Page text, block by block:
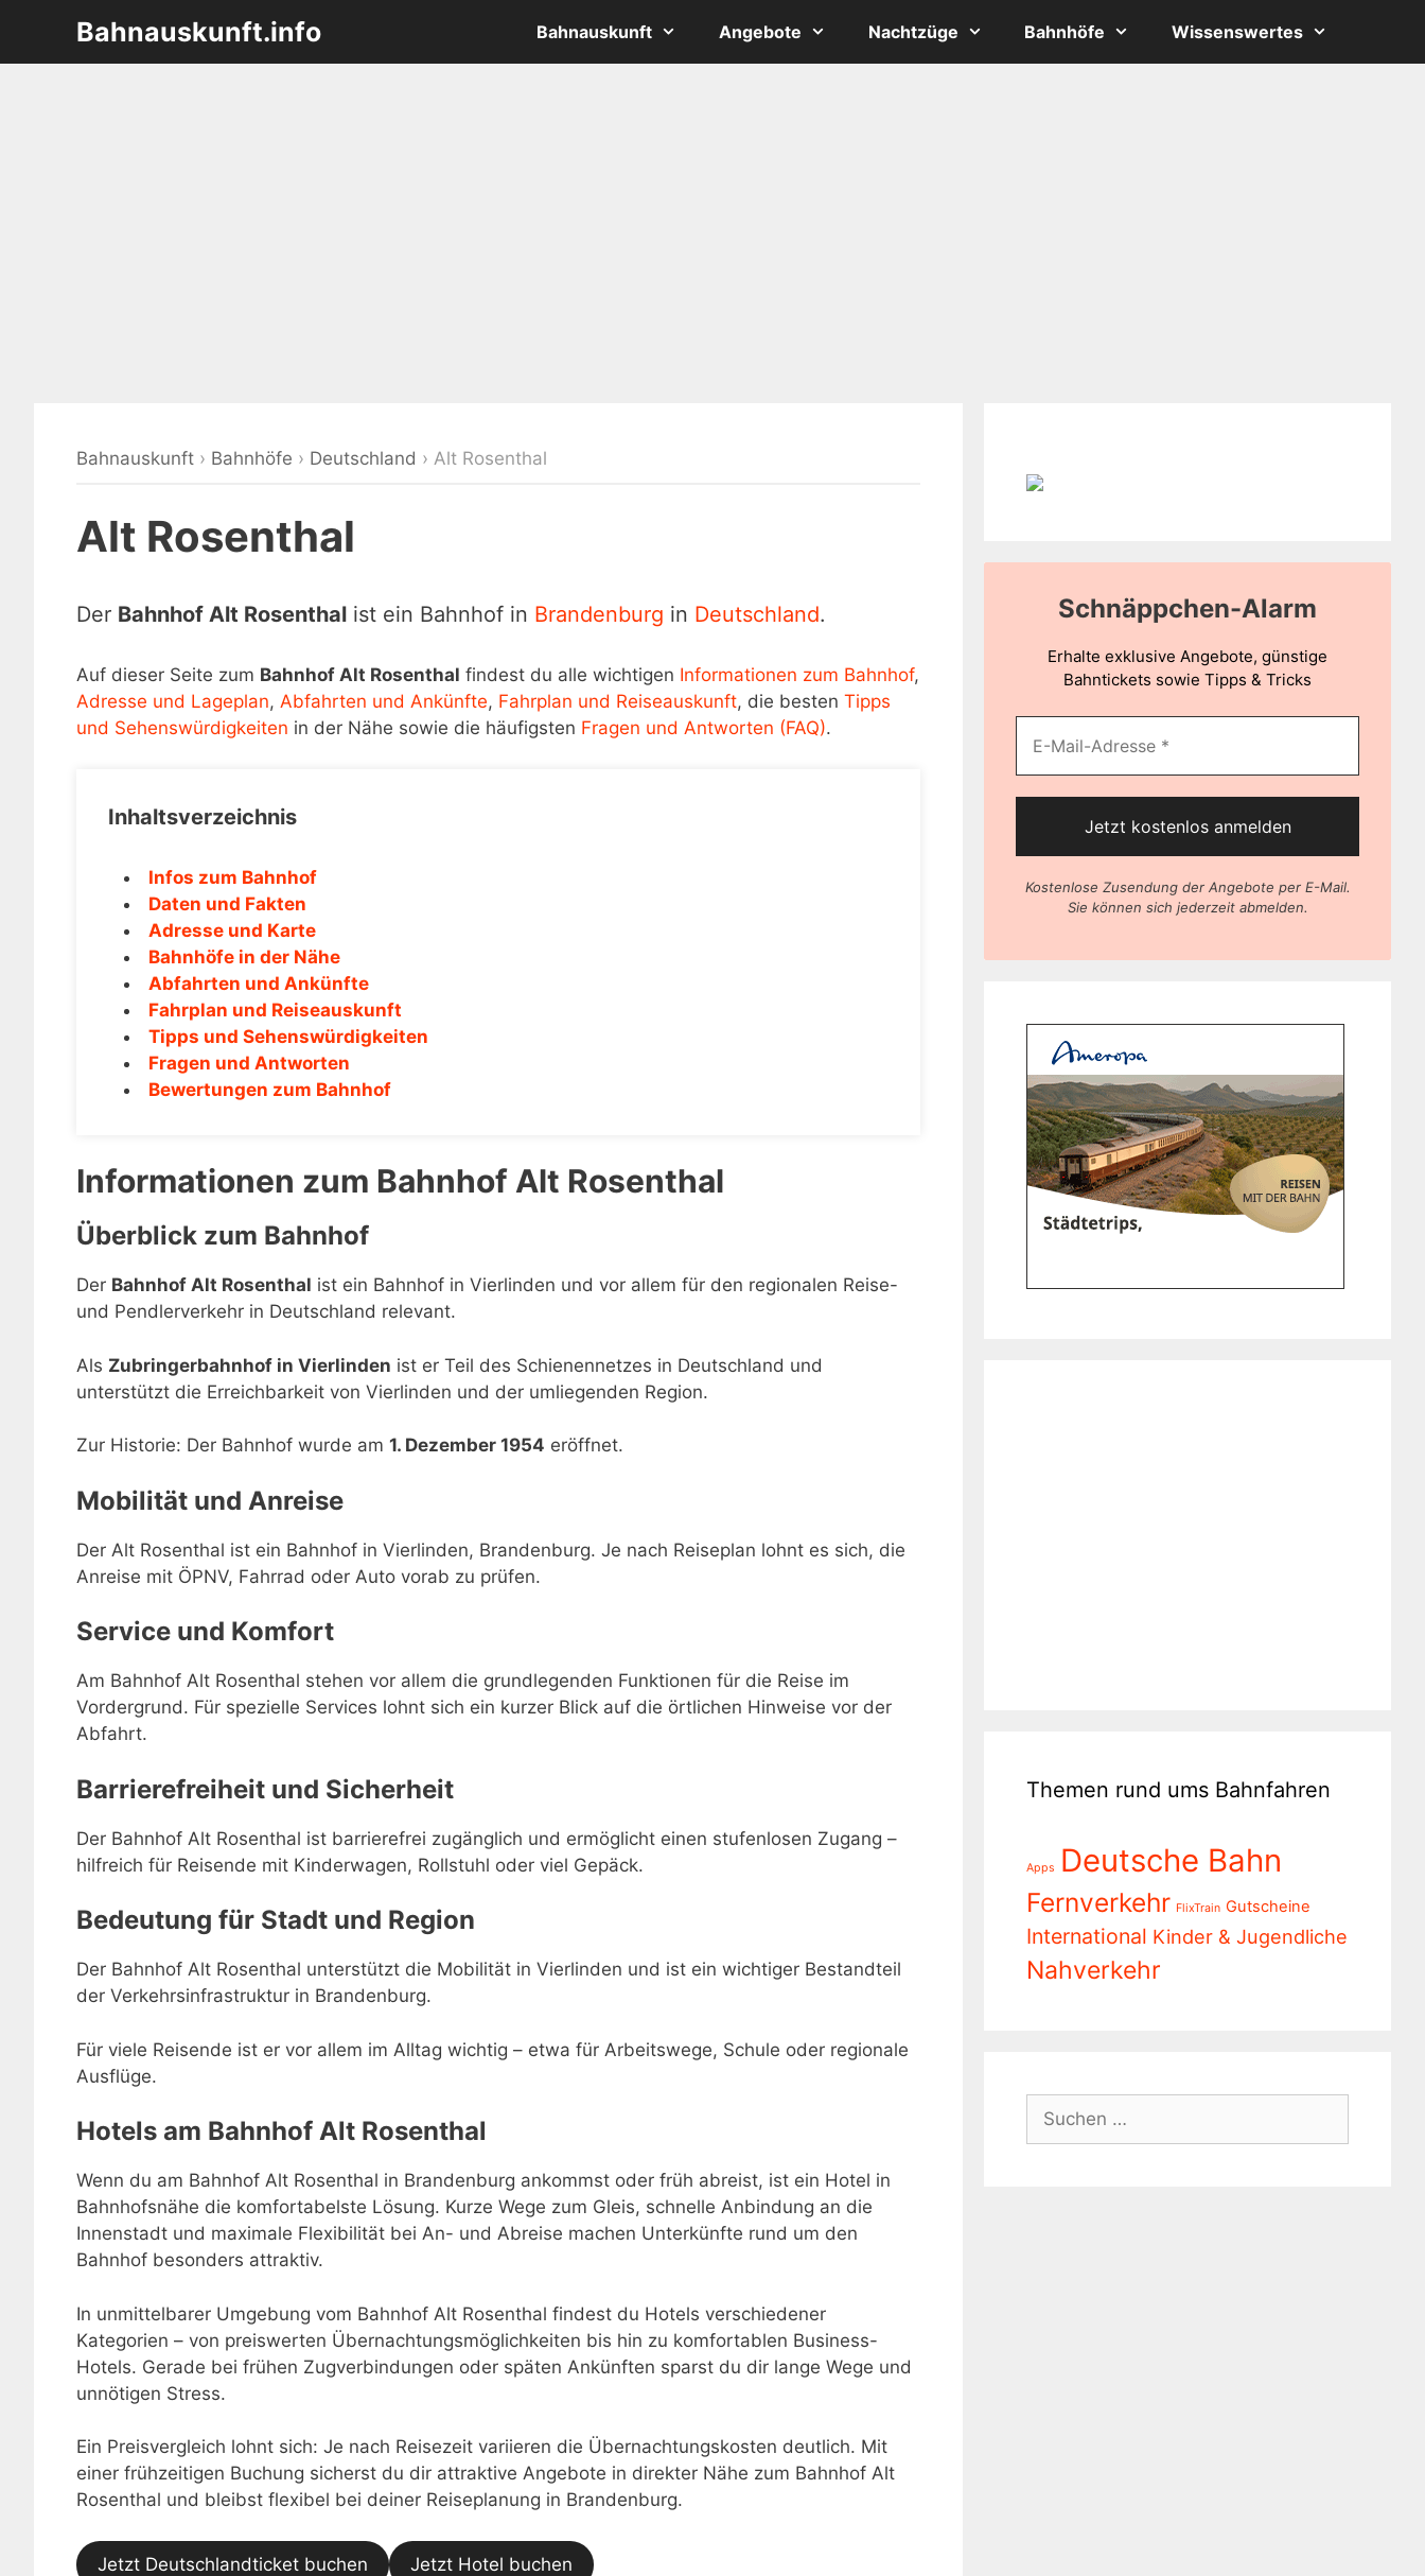
springen
Bahnauskunft.info Bahnauskunft Angebote Nachtzüge Bahnhöfe Wissenswertes
Bahnauskunft › Bahnhöfe › Deutschland › Alt Rosenthal
Alt Rosenthal
Der Bahnhof Alt Rosenthal ist ein Bahnhof in Brandenburg in Deutschland.
Auf dieser Seite zum Bahnhof Alt Rosenthal findest du alle wichtigen Informationen zum Bahnhof,
Adresse und Lageplan, Abfahrten und Ankünfte, Fahrplan und Reiseauskunft, die besten Tipps
und Sehenswürdigkeiten in der Nähe sowie die häufigsten Fragen und Antworten (FAQ).
Inhaltsverzeichnis
Infos zum Bahnhof
Daten und Fakten
Adresse und Karte
Bahnhöfe in der Nähe
Abfahrten und Ankünfte
Fahrplan und Reiseauskunft
Tipps und Sehenswürdigkeiten
Fragen und Antworten
Bewertungen zum Bahnhof
Informationen zum Bahnhof Alt Rosenthal
Überblick zum Bahnhof
Der Bahnhof Alt Rosenthal ist ein Bahnhof in Vierlinden und vor allem für den regionalen Reise-
und Pendlerverkehr in Deutschland relevant.
Als Zubringerbahnhof in Vierlinden ist er Teil des Schienennetzes in Deutschland und
unterstützt die Erreichbarkeit von Vierlinden und der umliegenden Region.
Zur Historie: Der Bahnhof wurde am 1. Dezember 1954 eröffnet.
Mobilität und Anreise
Der Alt Rosenthal ist ein Bahnhof in Vierlinden, Brandenburg. Je nach Reiseplan lohnt es sich, die
Anreise mit ÖPNV, Fahrrad oder Auto vorab zu prüfen.
Service und Komfort
Am Bahnhof Alt Rosenthal stehen vor allem die grundlegenden Funktionen für die Reise im
Vordergrund. Für spezielle Services lohnt sich ein kurzer Blick auf die örtlichen Hinweise vor der
Abfahrt.
Barrierefreiheit und Sicherheit
Der Bahnhof Alt Rosenthal ist barrierefrei zugänglich und ermöglicht einen stufenlosen Zugang –
hilfreich für Reisende mit Kinderwagen, Rollstuhl oder viel Gepäck.
Bedeutung für Stadt und Region
Der Bahnhof Alt Rosenthal unterstützt die Mobilität in Vierlinden und ist ein wichtiger Bestandteil
der Verkehrsinfrastruktur in Brandenburg.
Für viele Reisende ist er vor allem im Alltag wichtig – etwa für Arbeitswege, Schule oder regionale
Ausflüge.
Hotels am Bahnhof Alt Rosenthal
Wenn du am Bahnhof Alt Rosenthal in Brandenburg ankommst oder früh abreist, ist ein Hotel in
Bahnhofsnähe die komfortabelste Lösung. Kurze Wege zum Gleis, schnelle Anbindung an die
Innenstadt und maximale Flexibilität bei An- und Abreise machen Unterkünfte rund um den
Bahnhof besonders attraktiv.
In unmittelbarer Umgebung vom Bahnhof Alt Rosenthal findest du Hotels verschiedener
Kategorien – von preiswerten Übernachtungsmöglichkeiten bis hin zu komfortablen Business-
Hotels. Gerade bei frühen Zugverbindungen oder späten Ankünften sparst du dir lange Wege und
unnötigen Stress.
Ein Preisvergleich lohnt sich: Je nach Reisezeit variieren die Übernachtungskosten deutlich. Mit
einer frühzeitigen Buchung sicherst du dir attraktive Angebote in direkter Nähe zum Bahnhof Alt
Rosenthal und bleibst flexibel bei deiner Reiseplanung in Brandenburg.
Jetzt Deutschlandticket buchen Jetzt Hotel buchen
Schnäppchen-Alarm
Erhalte exklusive Angebote, günstige
Bahntickets sowie Tipps & Tricks
Kostenlose Zusendung der Angebote per E-Mail.
Sie können sich jederzeit abmelden.
Themen rund ums Bahnfahren
Apps Deutsche Bahn
Fernverkehr FlixTrain Gutscheine
International Kinder & Jugendliche
Nahverkehr
nach: